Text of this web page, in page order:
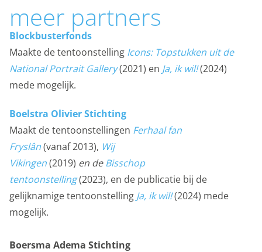
bezoekinfo
te zien en te doen
collectie
onderwijs
over het museum
meer partners
Blockbusterfonds
Maakte de tentoonstelling Icons: Topstukken uit de
National Portrait Gallery(2021) en Ja, ik wil!(2024)
mede mogelijk.
Boelstra Olivier Stichting
Maakt de tentoonstellingen Ferhaal fan
Fryslân(vanaf 2013), Wij
Vikingen(2019) en deBisschop
tentoonstelling(2023), en de publicatie bij de
gelijknamige tentoonstelling Ja, ik wil!(2024) mede
mogelijk.
Boersma Adema Stichting